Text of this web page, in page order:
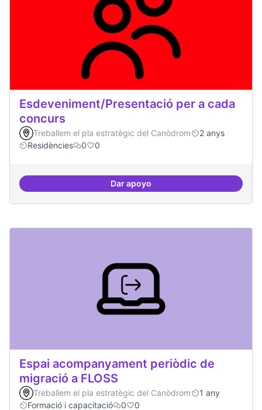
Esdeveniment/Presentació per a cada
concurs
Treballem el pla estratègic del Canòdrom
2 anys
Residències
0 0
Dar apoyoEsdeveniment/Presentació per
Espai acompanyament periòdic de
migració a FLOSS
Treballem el pla estratègic del Canòdrom
1 any
Formació i capacitació
0 0